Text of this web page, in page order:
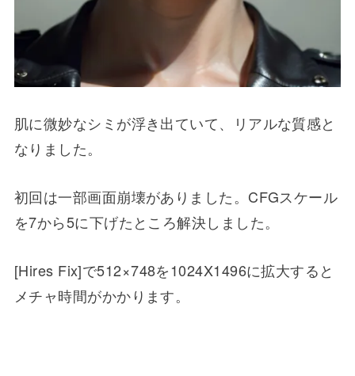
肌に微妙なシミが浮き出ていて、リアルな質感と
なりました。
初回は一部画面崩壊がありました。CFGスケール
を7から5に下げたところ解決しました。
[Hires Fix]で512×748を1024X1496に拡大すると
メチャ時間がかかります。